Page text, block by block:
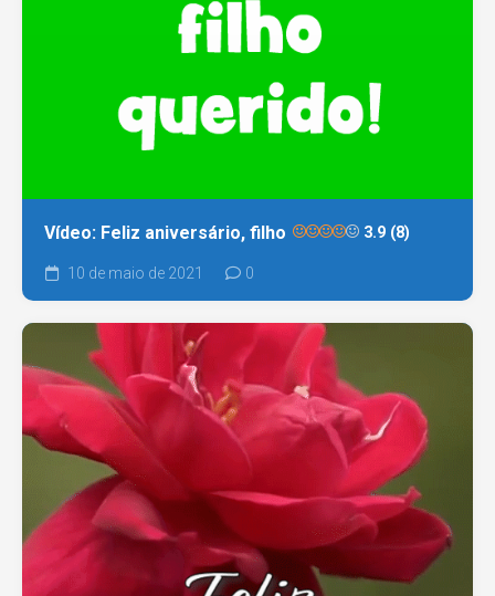
Vídeo: Feliz aniversário, filho 3.9 (8)
10 de maio de 2021 0